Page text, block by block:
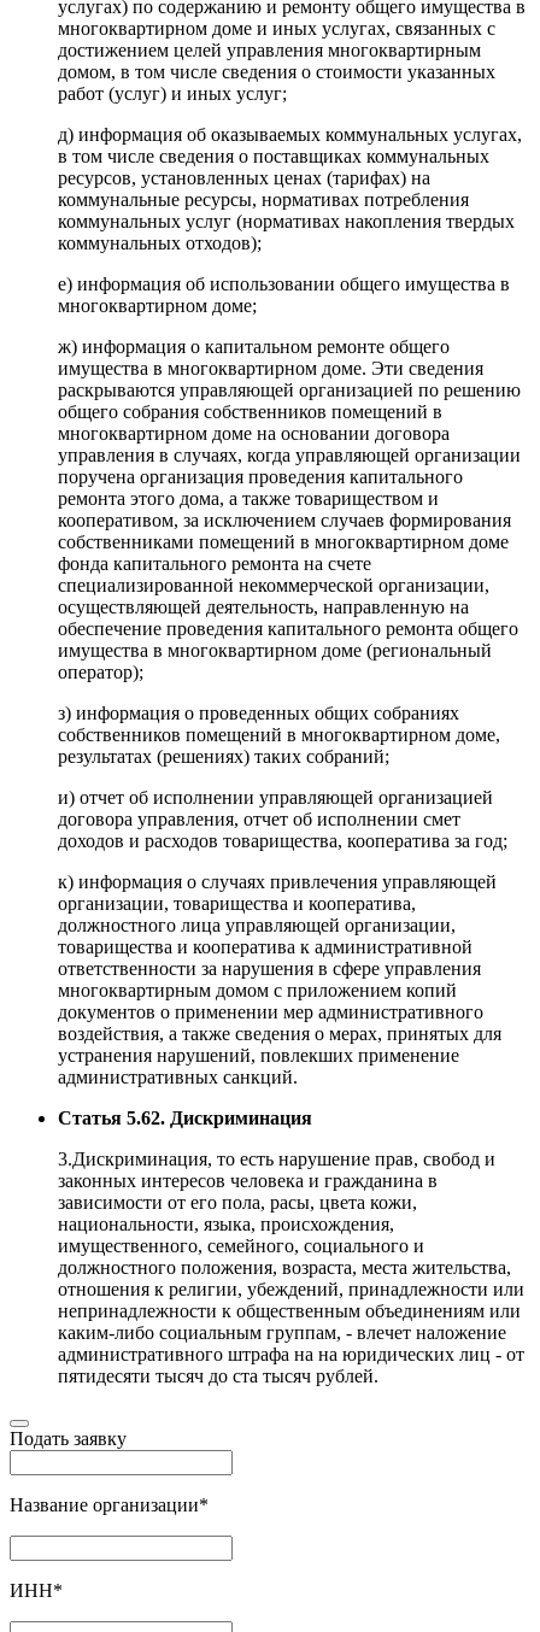
услугах) по содержанию и ремонту общего имущества в
многоквартирном доме и иных услугах, связанных с
достижением целей управления многоквартирным
домом, в том числе сведения о стоимости указанных
работ (услуг) и иных услуг;
д) информация об оказываемых коммунальных услугах,
в том числе сведения о поставщиках коммунальных
ресурсов, установленных ценах (тарифах) на
коммунальные ресурсы, нормативах потребления
коммунальных услуг (нормативах накопления твердых
коммунальных отходов);
е) информация об использовании общего имущества в
многоквартирном доме;
ж) информация о капитальном ремонте общего
имущества в многоквартирном доме. Эти сведения
раскрываются управляющей организацией по решению
общего собрания собственников помещений в
многоквартирном доме на основании договора
управления в случаях, когда управляющей организации
поручена организация проведения капитального
ремонта этого дома, а также товариществом и
кооперативом, за исключением случаев формирования
собственниками помещений в многоквартирном доме
фонда капитального ремонта на счете
специализированной некоммерческой организации,
осуществляющей деятельность, направленную на
обеспечение проведения капитального ремонта общего
имущества в многоквартирном доме (региональный
оператор);
з) информация о проведенных общих собраниях
собственников помещений в многоквартирном доме,
результатах (решениях) таких собраний;
и) отчет об исполнении управляющей организацией
договора управления, отчет об исполнении смет
доходов и расходов товарищества, кооператива за год;
к) информация о случаях привлечения управляющей
организации, товарищества и кооператива,
должностного лица управляющей организации,
товарищества и кооператива к административной
ответственности за нарушения в сфере управления
многоквартирным домом с приложением копий
документов о применении мер административного
воздействия, а также сведения о мерах, принятых для
устранения нарушений, повлекших применение
административных санкций.
Статья 5.62. Дискриминация
3.Дискриминация, то есть нарушение прав, свобод и
законных интересов человека и гражданина в
зависимости от его пола, расы, цвета кожи,
национальности, языка, происхождения,
имущественного, семейного, социального и
должностного положения, возраста, места жительства,
отношения к религии, убеждений, принадлежности или
непринадлежности к общественным объединениям или
каким-либо социальным группам, - влечет наложение
административного штрафа на на юридических лиц - от
пятидесяти тысяч до ста тысяч рублей.
Подать заявку
Название организации*
ИНН*